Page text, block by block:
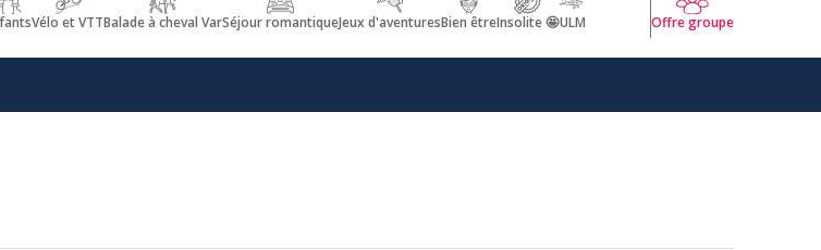
Vélo et VTTBalade à cheval VarSéjour romantiqueJeux d'aventuresBien êtreInsolite 🤩ULM Offre groupe